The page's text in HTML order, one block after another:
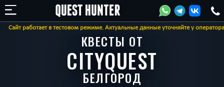
в тестовом режиме. Актуальные данные уточняйте у оператора
КВЕСТЫ ОТ
CITYQUEST
БЕЛГОРОД